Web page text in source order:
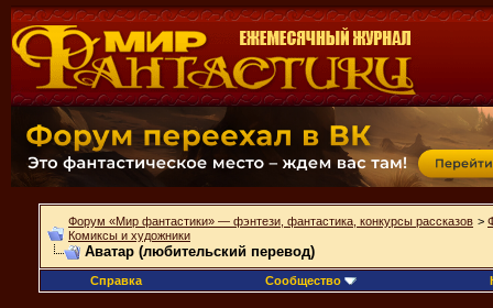
Форум «Мир фантастики» — фэнтези, фантастика, конкурсы рассказов >
Комиксы и художники
Аватар (любительский перевод)
Справка Сообщество